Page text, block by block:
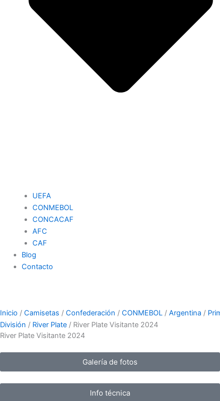
UEFA
CONMEBOL
CONCACAF
AFC
CAF
Blog
Contacto
Inicio / Camisetas / Confederación / CONMEBOL / Argentina /
División / River Plate / River Plate Visitante 2024
River Plate Visitante 2024
Galería de fotos
Info técnica